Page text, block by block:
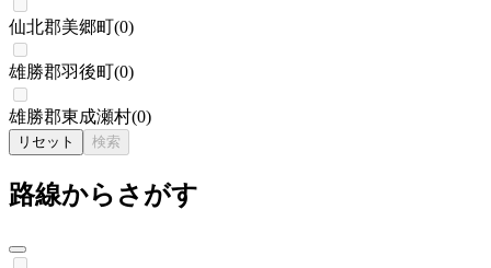
仙北郡美郷町(0)
雄勝郡羽後町(0)
雄勝郡東成瀬村(0)
リセット 検索
路線からさがす